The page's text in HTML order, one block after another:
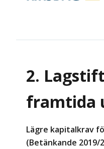
2.
framtida
Lägre kapitalkrav
(Betänkande